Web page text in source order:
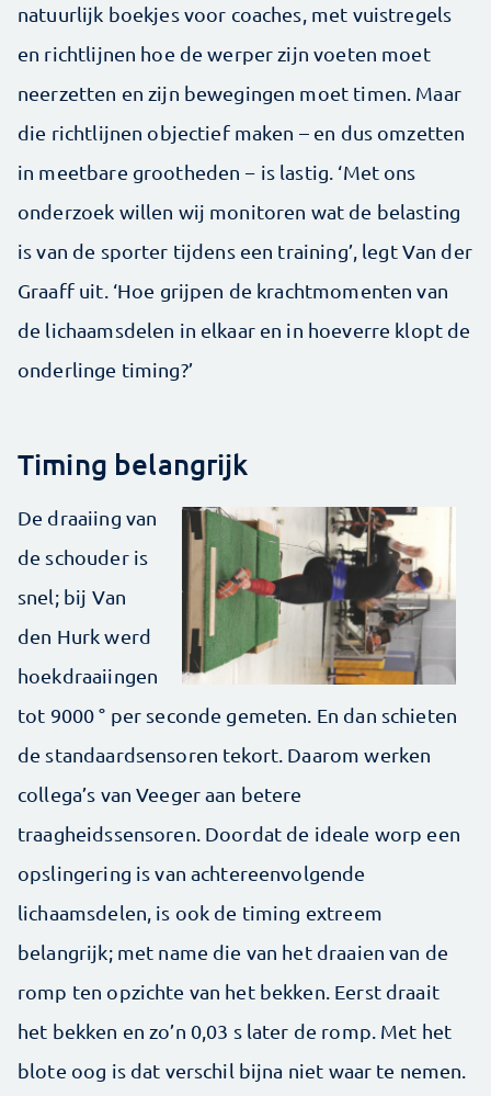
natuurlijk boekjes voor coaches, met vuistregels
en richtlijnen hoe de werper zijn voeten moet
neerzetten en zijn bewegingen moet timen. Maar
die richtlijnen objectief maken – en dus omzetten
in meetbare grootheden − is lastig. ‘Met ons
onderzoek willen wij monitoren wat de belasting
is van de sporter tijdens een training’, legt Van der
Graaff uit. ‘Hoe grijpen de krachtmomenten van
de lichaamsdelen in elkaar en in hoeverre klopt de
onderlinge timing?’
Timing belangrijk
De draaiing van
de schouder is
snel; bij Van
den Hurk werd
hoekdraaiingen
tot 9000 ° per seconde gemeten. En dan schieten
de standaardsensoren tekort. Daarom werken
collega’s van Veeger aan betere
traagheidssensoren. Doordat de ideale worp een
opslingering is van achtereenvolgende
lichaamsdelen, is ook de timing extreem
belangrijk; met name die van het draaien van de
romp ten opzichte van het bekken. Eerst draait
het bekken en zo’n 0,03 s later de romp. Met het
blote oog is dat verschil bijna niet waar te nemen.